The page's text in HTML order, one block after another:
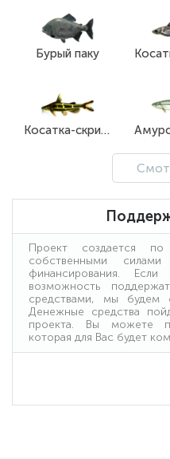
Бурый паку
Косатка-скрипун
Проект создается
собственными
финансирования.
возможность
средствами, мы будем
Денежные средства
проекта. Вы можете
которая для Вас будет